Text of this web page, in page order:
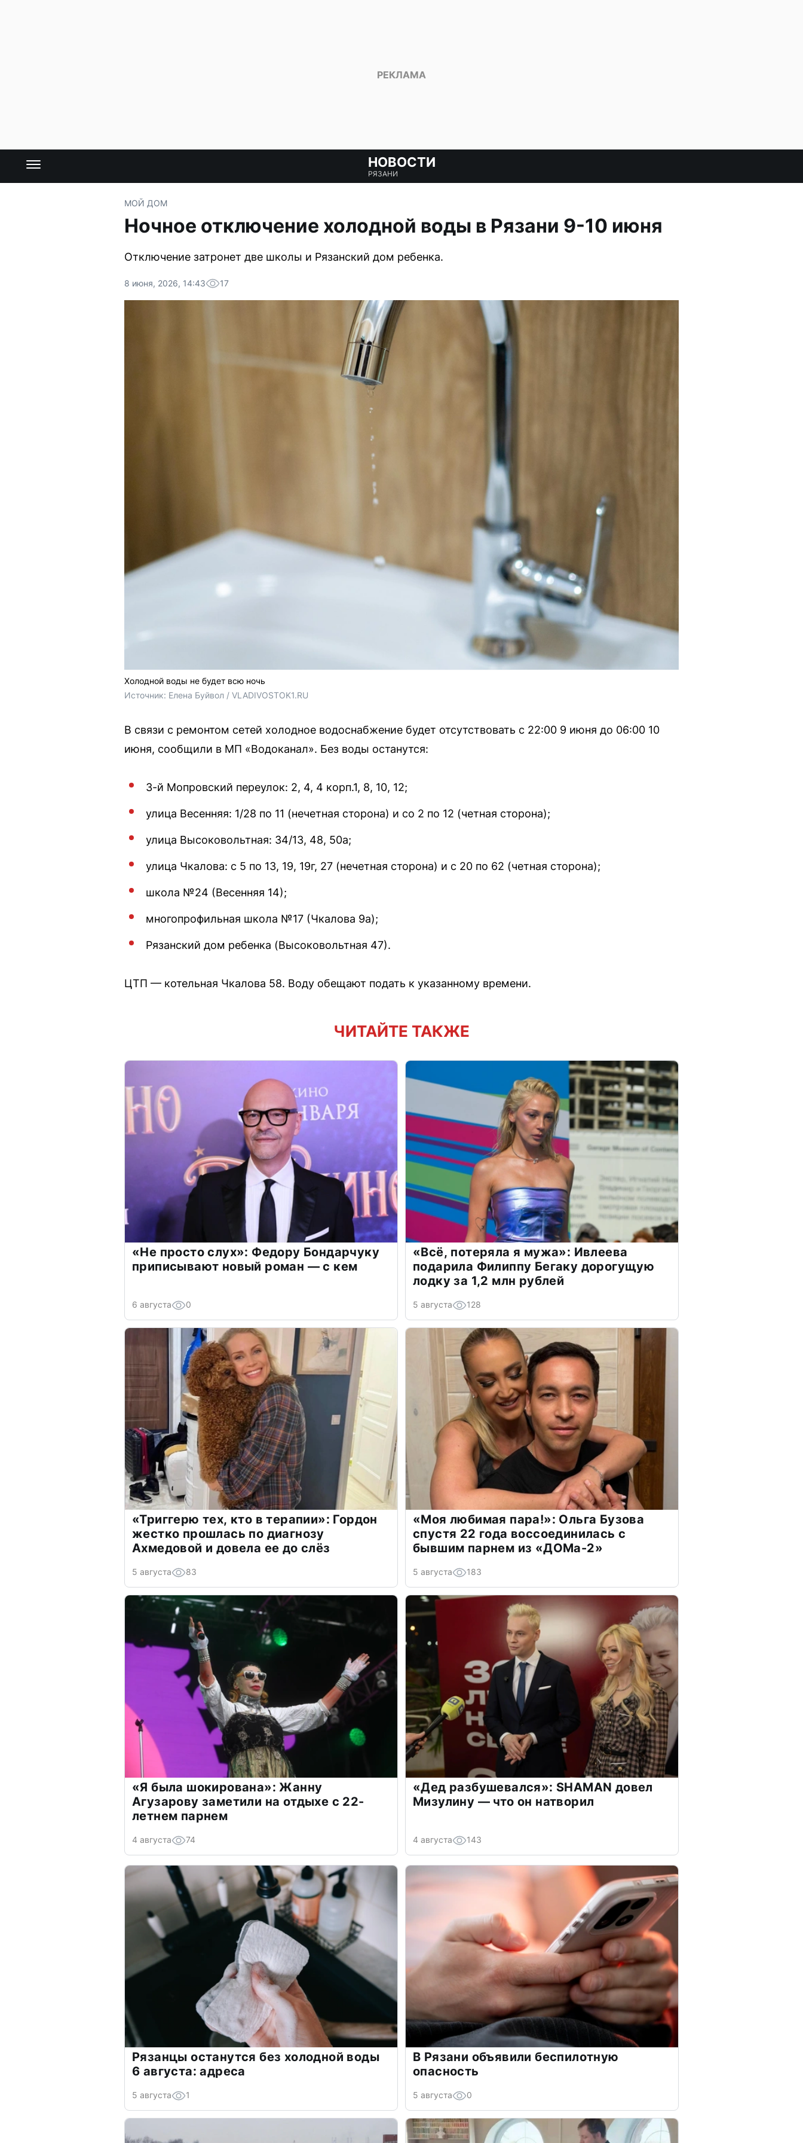
НОВОСТИ
РЯЗАНИ
МОЙ ДОМ
Ночное отключение холодной воды в Рязани 9-10 июня
Отключение затронет две школы и Рязанский дом ребенка.
8 июня, 2026, 14:43 17
Холодной воды не будет всю ночь
Источник: Елена Буйвол / VLADIVOSTOK1.RU
В связи с ремонтом сетей холодное водоснабжение будет отсутствовать с 22:00 9 июня до 06:00 10
июня, сообщили в МП «Водоканал». Без воды останутся:
3-й Мопровский переулок: 2, 4, 4 корп.1, 8, 10, 12;
улица Весенняя: 1/28 по 11 (нечетная сторона) и со 2 по 12 (четная сторона);
улица Высоковольтная: 34/13, 48, 50а;
улица Чкалова: с 5 по 13, 19, 19г, 27 (нечетная сторона) и с 20 по 62 (четная сторона);
школа №24 (Весенняя 14);
многопрофильная школа №17 (Чкалова 9а);
Рязанский дом ребенка (Высоковольтная 47).
ЦТП — котельная Чкалова 58. Воду обещают подать к указанному времени.
ЧИТАЙТЕ ТАКЖЕ
«Не просто слух»: Федору Бондарчуку
приписывают новый роман — с кем
6 августа 0
«Всё, потеряла я мужа»: Ивлеева
подарила Филиппу Бегаку дорогущую
лодку за 1,2 млн рублей
5 августа 128
«Триггерю тех, кто в терапии»: Гордон
жестко прошлась по диагнозу
Ахмедовой и довела ее до слёз
5 августа 83
«Моя любимая пара!»: Ольга Бузова
спустя 22 года воссоединилась с
бывшим парнем из «ДОМа-2»
5 августа 183
«Я была шокирована»: Жанну
Агузарову заметили на отдыхе с 22-
летнем парнем
4 августа 74
«Дед разбушевался»: SHAMAN довел
Мизулину — что он натворил
4 августа 143
Рязанцы останутся без холодной воды
6 августа: адреса
5 августа 1
В Рязани объявили беспилотную
опасность
5 августа 0